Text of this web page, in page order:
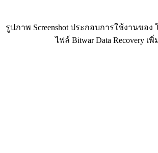
รูปภาพ Screenshot ประกอบการใช้งานขอ
ไฟล์ Bitwar Data Recovery เพิ่